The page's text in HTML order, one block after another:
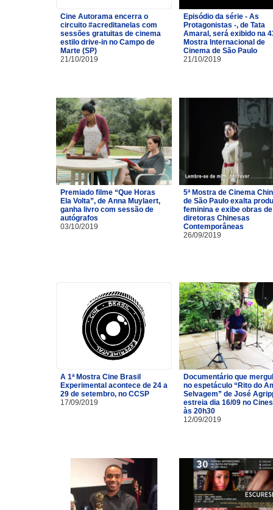
Cine Autorama encerra o
circuito #acreditanelas com
sessões gratuitas de cinema
estilo drive-in no Campo de
Marte (SP)
21/10/2019
Episódio da série - As
Protagonistas -, de Tata
Amaral, será exibido na
Mostra Internacional de
Cinema de São Paulo
21/10/2019
Premiado filme “Que Horas
Ela Volta”, de Anna Muylaert,
ganha livro com sessão de
autógrafos
03/10/2019
5ª Mostra de Cinema
de São Paulo exalta
feminina e exibe obras de
diretoras Chinesas
Contemporâneas
26/09/2019
A 1ª Mostra Cine Brasil
Experimental acontece de 24 a
29 de setembro, no CCSP
17/09/2019
Documentário que
no espetáculo “Rito do
Selvagem” de José
estreia dia 16/09 no
às 20h30
12/09/2019